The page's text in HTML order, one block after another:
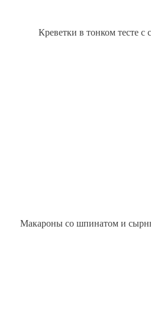
Креветки в тонком тесте
Макароны со шпинатом и